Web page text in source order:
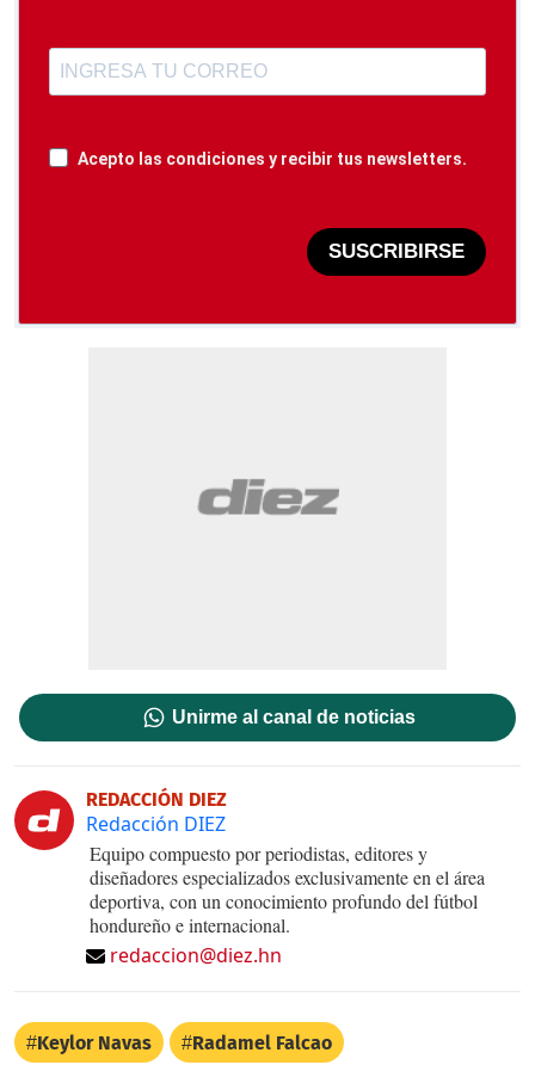
Acepto las condiciones y recibir tus newsletters.
SUSCRIBIRSE
Unirme al canal de noticias
REDACCIÓN DIEZ
Redacción DIEZ
Equipo compuesto por periodistas, editores y
diseñadores especializados exclusivamente en el área
deportiva, con un conocimiento profundo del fútbol
hondureño e internacional.
redaccion@diez.hn
Keylor Navas Radamel Falcao